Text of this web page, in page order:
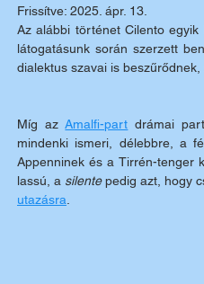
Frissítve: 2025. ápr. 13.
Az alábbi történet Cilento
látogatásunk során szerzett
dialektus szavai is
Míg az Amalfi-part drámai
mindenki ismeri, délebbre, a
Appenninek és a Tirrén-tenger
lassú, a silente pedig azt, hogy
utazásra